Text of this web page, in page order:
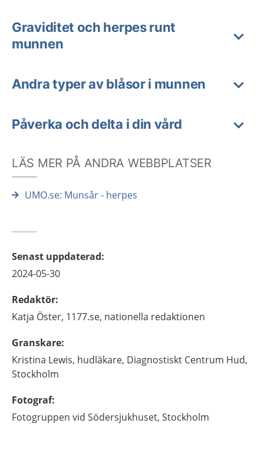
Graviditet och herpes runt
munnen
Andra typer av blåsor i munnen
Påverka och delta i din vård
LÄS MER PÅ ANDRA WEBBPLATSER
UMO.se: Munsår - herpes
Senast uppdaterad:
2024-05-30
Redaktör:
Katja Öster, 1177.se, nationella redaktionen
Granskare:
Kristina Lewis, hudläkare, Diagnostiskt Centrum Hud,
Stockholm
Fotograf:
Fotogruppen vid Södersjukhuset, Stockholm